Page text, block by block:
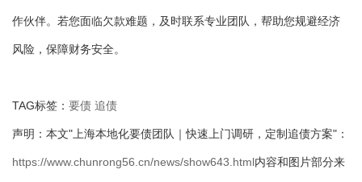
作伙伴。若您面临欠款难题，及时联系专业团队，帮助您规避经济
风险，保障财务安全。
TAG标签： 要债 追债
声明：本文"上海本地化要债团队｜快速上门调研，定制追债方案"：
https://www.chunrong56.cn/news/show643.html内容和图片部分来